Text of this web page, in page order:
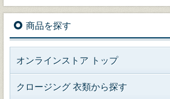
商品を探す
オンラインストア トップ
クロージング 衣類から探す